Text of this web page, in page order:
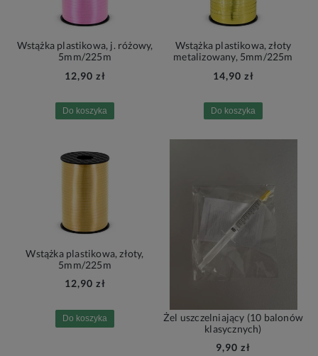
Wstążka plastikowa, j. różowy,
5mm/225m
12,90 zł
Do koszyka
Wstążka plastikowa, złoty
metalizowany, 5mm/225m
14,90 zł
Do koszyka
Wstążka plastikowa, złoty,
5mm/225m
12,90 zł
Do koszyka
Żel uszczelniający (10 balonów
klasycznych)
9,90 zł